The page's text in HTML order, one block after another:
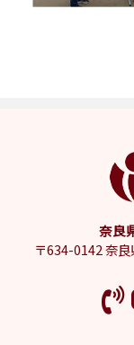
奈良
〒634-0142 奈